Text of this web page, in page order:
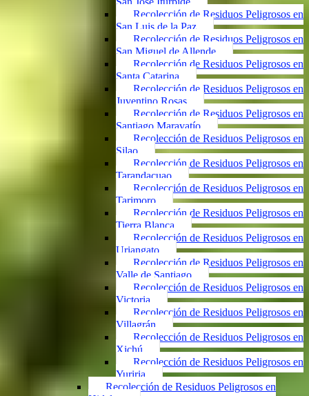
Recolección de Residuos Peligrosos en
San Luis de la Paz
Recolección de Residuos Peligrosos en
San Miguel de Allende
Recolección de Residuos Peligrosos en
Santa Catarina
Recolección de Residuos Peligrosos en
Juventino Rosas
Recolección de Residuos Peligrosos en
Santiago Maravatío
Recolección de Residuos Peligrosos en
Silao
Recolección de Residuos Peligrosos en
Tarandacuao
Recolección de Residuos Peligrosos en
Tarimoro
Recolección de Residuos Peligrosos en
Tierra Blanca
Recolección de Residuos Peligrosos en
Uriangato
Recolección de Residuos Peligrosos en
Valle de Santiago
Recolección de Residuos Peligrosos en
Victoria
Recolección de Residuos Peligrosos en
Villagrán
Recolección de Residuos Peligrosos en
Xichú
Recolección de Residuos Peligrosos en
Yuriria
Recolección de Residuos Peligrosos en